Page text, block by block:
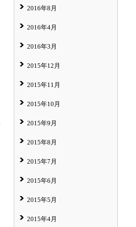
2016年8月
2016年4月
2016年3月
2015年12月
2015年11月
2015年10月
2015年9月
2015年8月
2015年7月
2015年6月
2015年5月
2015年4月